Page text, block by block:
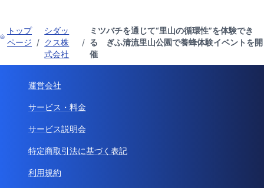
トップ
ページ /
シダッ
クス株
式会社
/
ミツバチを通じて“里山の循環性”を体験でき
る ぎふ清流里山公園で養蜂体験イベントを開
催
運営会社
サービス・料金
サービス説明会
特定商取引法に基づく表記
利用規約